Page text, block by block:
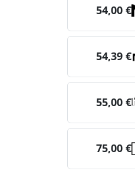
54,00 €
54,39 €
55,00 €
75,00 €